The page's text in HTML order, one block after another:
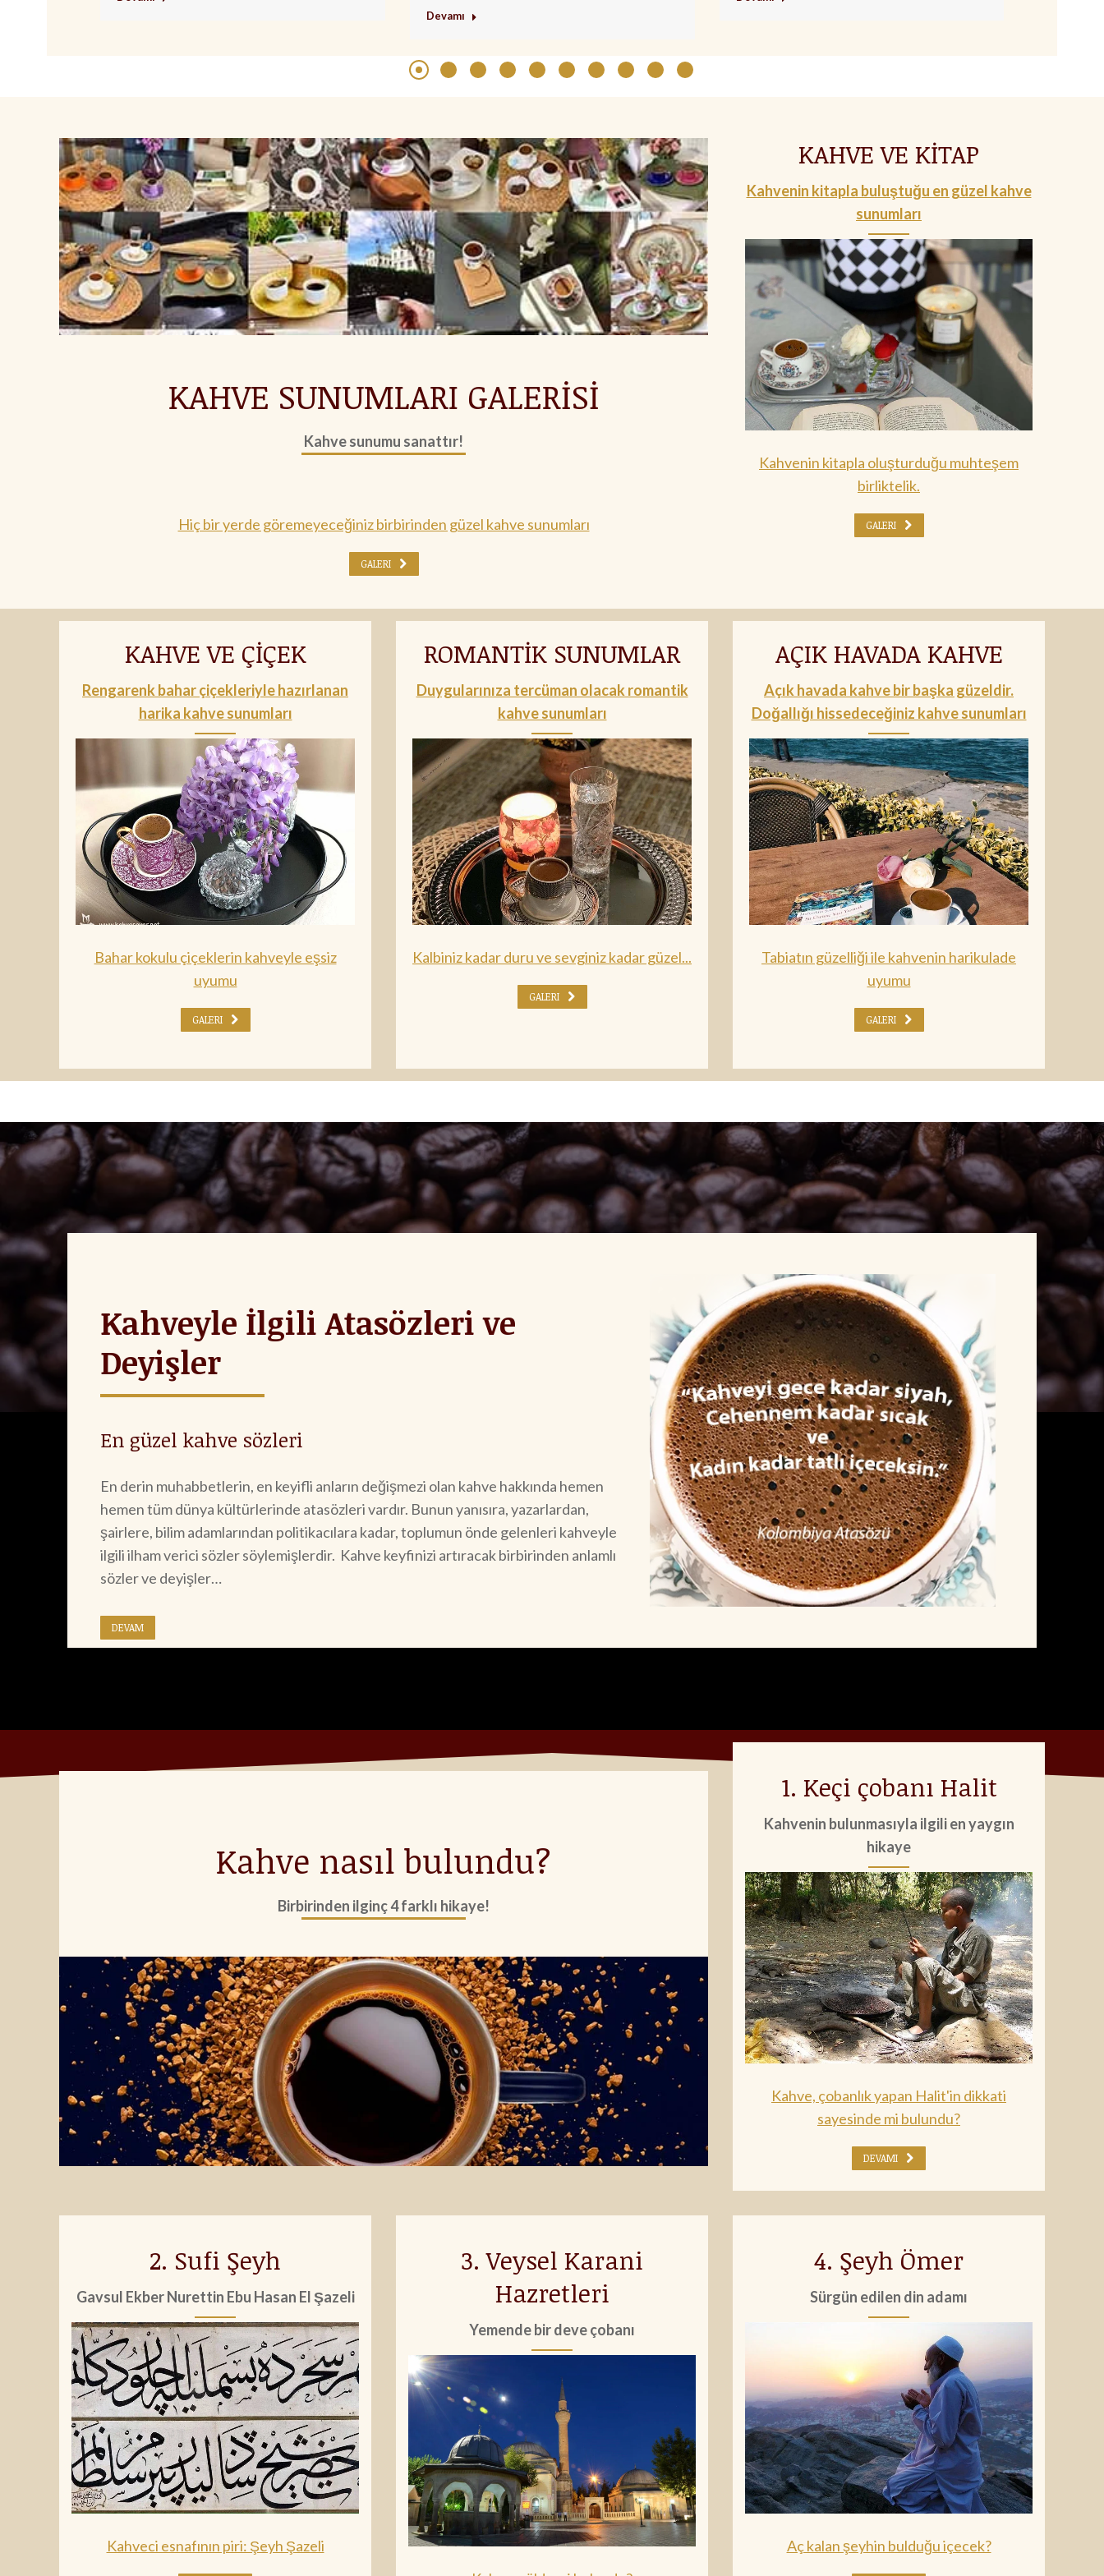
Devamı
KAHVE SUNUMLARI GALERİSİ
Kahve sunumu sanattır!
Hiç bir yerde göremeyeceğiniz birbirinden güzel kahve sunumları
GALERI
KAHVE VE KİTAP
Kahvenin kitapla buluştuğu en güzel kahve
sunumları
Kahvenin kitapla oluşturduğu muhteşem
birliktelik.
GALERI
KAHVE VE ÇİÇEK
Rengarenk bahar çiçekleriyle hazırlanan
harika kahve sunumları
Bahar kokulu çiçeklerin kahveyle eşsiz
uyumu
GALERI
ROMANTİK SUNUMLAR
Duygularınıza tercüman olacak romantik
kahve sunumları
Kalbiniz kadar duru ve sevginiz kadar güzel...
GALERI
AÇIK HAVADA KAHVE
Açık havada kahve bir başka güzeldir.
Doğallığı hissedeceğiniz kahve sunumları
Tabiatın güzelliği ile kahvenin harikulade
uyumu
GALERI
Kahveyle İlgili Atasözleri ve
Deyişler
En güzel kahve sözleri
En derin muhabbetlerin, en keyifli anların değişmezi olan kahve hakkında hemen
hemen tüm dünya kültürlerinde atasözleri vardır. Bunun yanısıra, yazarlardan,
şairlere, bilim adamlarından politikacılara kadar, toplumun önde gelenleri kahveyle
ilgili ilham verici sözler söylemişlerdir. Kahve keyfinizi artıracak birbirinden anlamlı
sözler ve deyişler…
DEVAM
Kahve nasıl bulundu?
Birbirinden ilginç 4 farklı hikaye!
1. Keçi çobanı Halit
Kahvenin bulunmasıyla ilgili en yaygın
hikaye
Kahve, çobanlık yapan Halit'in dikkati
sayesinde mi bulundu?
DEVAMI
2. Sufi Şeyh
Gavsul Ekber Nurettin Ebu Hasan El Şazeli
Kahveci esnafının piri: Şeyh Şazeli
3. Veysel Karani
Hazretleri
Yemende bir deve çobanı
4. Şeyh Ömer
Sürgün edilen din adamı
Aç kalan şeyhin bulduğu içecek?